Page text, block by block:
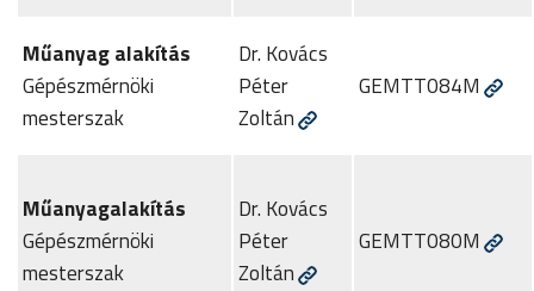
Műanyag alakítás
Gépészmérnöki
mesterszak
Dr. Kovács
Péter
Zoltán
GEMTT084M
Műanyagalakítás
Gépészmérnöki
mesterszak
Dr. Kovács
Péter
Zoltán
GEMTT080M